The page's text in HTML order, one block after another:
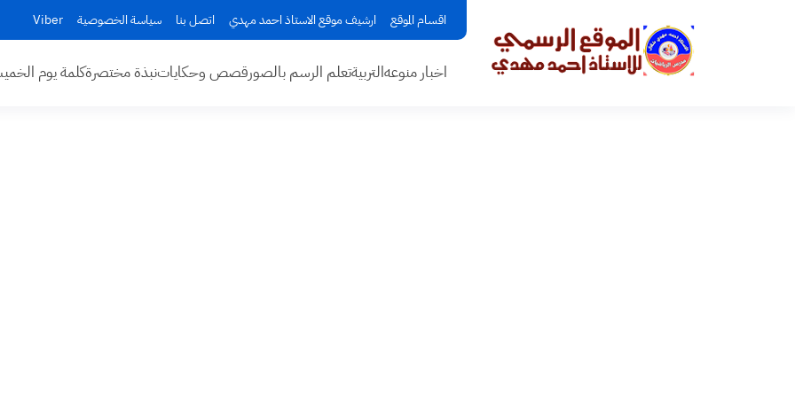
اقسام الموقع ارشيف موقع الاستاذ احمد مهدي اتصل بنا سياسة الخصوصية Viber
اخبار منوعهالتربيةتعلم الرسم بالصورقصص وحكاياتنبذة مختصرةكلمة يوم